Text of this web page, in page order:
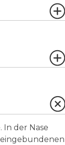
In der Nase